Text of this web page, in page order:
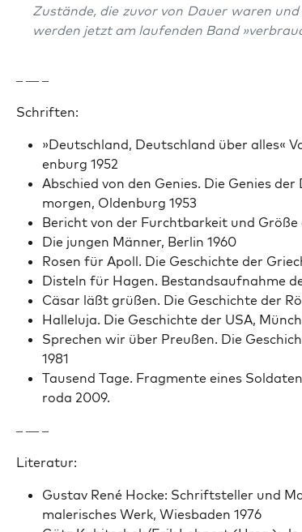
Zustände, die zuvor von Dauer waren
wer­den jet­zt am laufend­en Band
– — –
Schriften:
»Deutsch­land, Deutsch­land über alles«
en­burg 1952
Abschied von den Genies. Die Genies
mor­gen, Old­en­burg 1953
Bericht von der Furcht­barkeit und Größe
Die jun­gen Män­ner, Berlin 1960
Rosen für Apoll. Die Geschichte der
Dis­teln für Hagen. Bestand­sauf­nahme
Cäsar läßt grüßen. Die Geschichte der
Hal­lelu­ja. Die Geschichte der USA,
Sprechen wir über Preußen. Die
1981
Tausend Tage. Frag­mente eines
ro­da 2009.
– — –
Lit­er­atur:
Gus­tav René Hocke: Schrift­steller und
malerisches Werk, Wies­baden 1976